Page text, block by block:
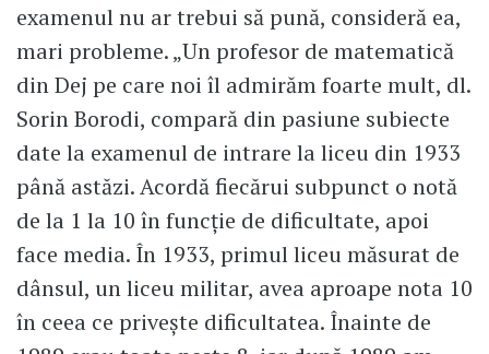
examenul nu ar trebui să pună, consideră ea,
mari probleme. „Un profesor de matematică
din Dej pe care noi îl admirăm foarte mult, dl.
Sorin Borodi, compară din pasiune subiecte
date la examenul de intrare la liceu din 1933
până astăzi. Acordă fiecărui subpunct o notă
de la 1 la 10 în funcție de dificultate, apoi
face media. În 1933, primul liceu măsurat de
dânsul, un liceu militar, avea aproape nota 10
în ceea ce privește dificultatea. Înainte de